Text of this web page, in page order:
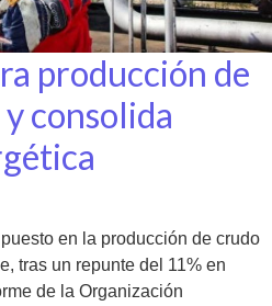
producción de
consolida
en la producción de crudo
tras un repunte del 11% en
de la Organización